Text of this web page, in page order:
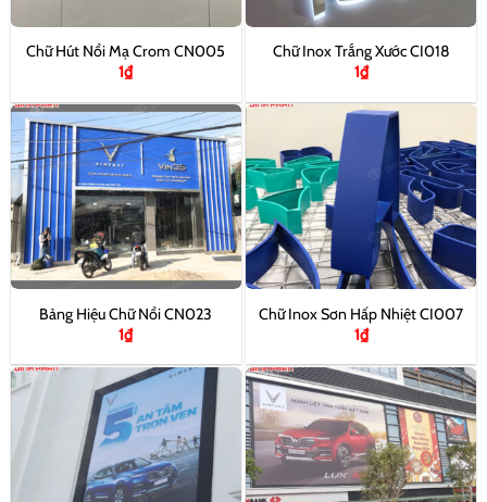
Chữ Hút Nổi Mạ Crom CN005
1₫
Chữ Inox Trắng Xước CI018
1₫
Bảng Hiệu Chữ Nổi CN023
1₫
Chữ Inox Sơn Hấp Nhiệt CI007
1₫